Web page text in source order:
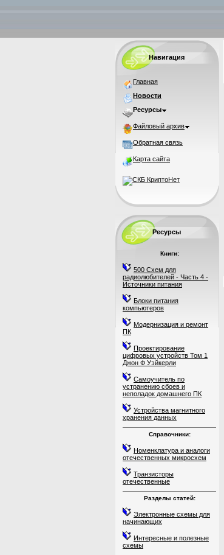
Навигация
Главная
Новости
Ресурсы
Файловый архив
Обратная связь
Карта сайта
Ресурсы
Книги:
500 Схем для
радиолюбителей - Часть 4 -
Источники питания
Блоки питания
компьютеров
Модернизация и ремонт
ПК
Проектирование
цифровых устройств Том 1
Джон Ф Уэйкерли
Самоучитель по
устранению сбоев и
неполадок домашнего ПК
Устройства магнитного
хранения данных
Справочники:
Номенклатура и аналоги
отечественных микросхем
Транзисторы
отечественные
Разделы статей:
Электронные схемы для
начинающих
Интересные и полезные
схемы